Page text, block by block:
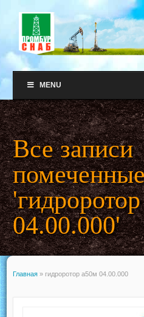
MENU
Все записи
04.00.000'
Главная » гидроротор а50м 04.00.000